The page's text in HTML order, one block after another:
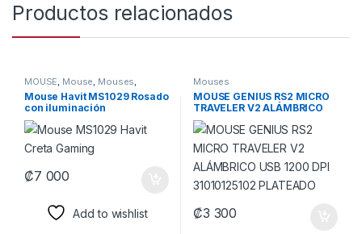
Productos relacionados
MOUSE, Mouse, Mouses,
Periféricos
Mouse Havit MS1029 Rosado
con iluminación
₡7 000
Add to wishlist
Mouses
MOUSE GENIUS RS2 MICRO
TRAVELER V2 ALÁMBRICO
USB 1200 DPI 31010125102
PLATEADO
₡3 300